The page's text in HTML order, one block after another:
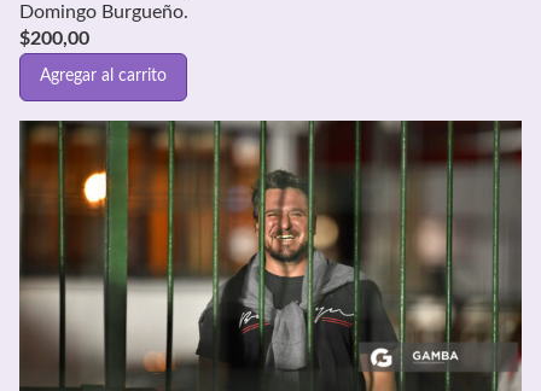
Domingo Burgueño.
$200,00
Agregar al carrito